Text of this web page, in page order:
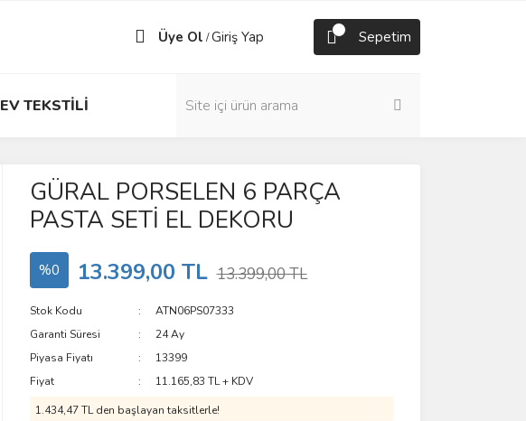
Üye Ol /Giriş Yap Sepetim
EV TEKSTİLİ
GÜRAL PORSELEN 6 PARÇA
PASTA SETİ EL DEKORU
%0 13.399,00 TL 13.399,00 TL
Stok Kodu
ATN06PS07333
Garanti Süresi
24 Ay
Piyasa Fiyatı
13399
Fiyat
11.165,83 TL + KDV
1.434,47 TL den başlayan taksitlerle!